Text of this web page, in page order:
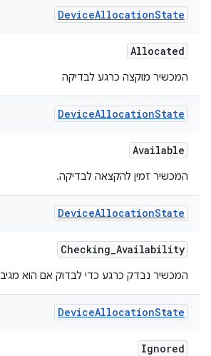
DeviceAllocationState
Allocated
המכשיר מוקצה כרגע לבדיקה
DeviceAllocationState
Available
המכשיר זמין להקצאה לבדיקה.
DeviceAllocationState
Checking_Availability
המכשיר נבדק כרגע כדי לבדוק אם הוא מגיב
DeviceAllocationState
Ignored